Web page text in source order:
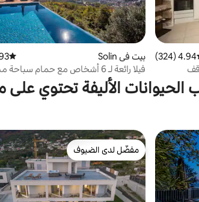
التقييم 4.94 من 5، 324 مراجعات
4.94 (324)
بيت في Solin متوسط
فيلا رائعة لـ 6 أشخاص مع حمام سباحة
وإطلالة مذهلة!
الأليفة تحتوي
مفضّل لدى الضيوف
مفضّل لدى الضيوف